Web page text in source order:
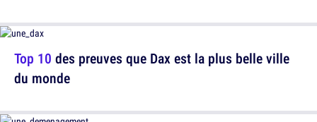
Top 10 des preuves que Dax est la plus belle ville
du monde